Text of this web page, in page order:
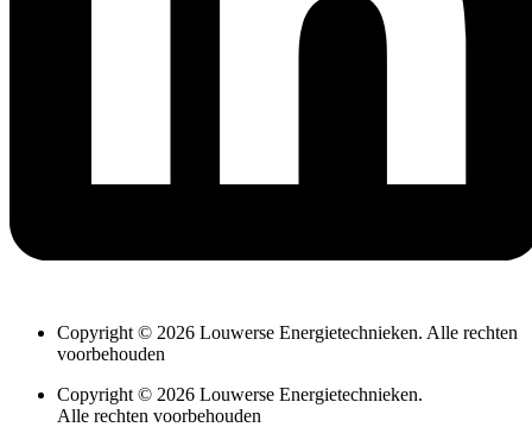
Copyright © 2026 Louwerse Energietechnieken. Alle rechten
voorbehouden
Copyright © 2026 Louwerse Energietechnieken.
Alle rechten voorbehouden